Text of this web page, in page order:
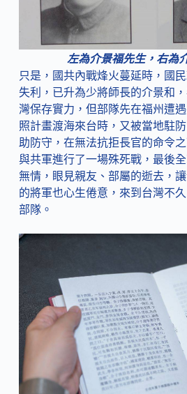
左為介景福先生，右為
只是，國共內戰烽火蔓延時，國
失利，已升為少將師長的介景和
灣保存實力，但部隊先在福州遭
照計畫渡海來台時，又被當地駐
助防守，在無法抗拒長官的命令
與共軍進行了一場殊死戰，最後
無情，眼見親友、部屬的逝去，
的將軍也心生倦意，來到台灣不
部隊。